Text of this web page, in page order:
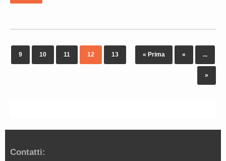
« Prima « ...
9 10 11 12 13
»
Contatti: